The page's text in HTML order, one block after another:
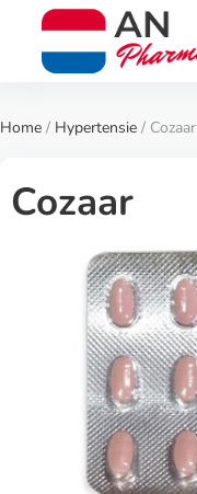
Home / Hypertensie / Cozaar
Cozaar